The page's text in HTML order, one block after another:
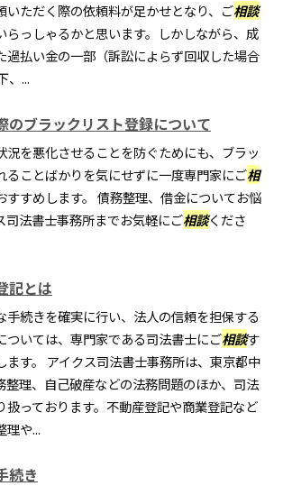
いただく際の依頼料が足かせとなり、ご相談
らっしゃるかと思います。しかしながら、成
過払い金の一部（訴訟によらず回収した場合
、...
のブラックリスト登録について
況を悪化させることを防ぐためにも、ブラッ
ることばかりを気にせずに一度専門家にご相
すすめします。 債務整理、借金についてお悩
司法書士事務所までお気軽にご相談くださ
記とは
手続きを確実に行い、法人の信頼を担保する
ついては、専門家である司法書士にご相談す
ます。 アイクス司法書士事務所は、東京都中
整理、自己破産などの法務問題のほか、司法
扱っております。不動産登記や商業登記など
理や...
続き